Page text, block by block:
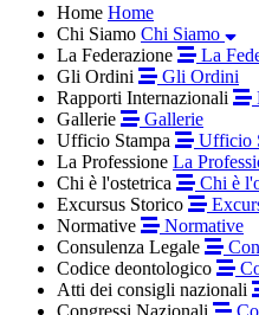
Home Home
Chi Siamo Chi Siamo
La Federazione
La
Gli Ordini
Gli Ordini
Rapporti Internazionali
Gallerie
Gallerie
Ufficio Stampa
Ufficio
La Professione La
Chi è l'ostetrica
Chi è
Excursus Storico
Normative
Normative
Consulenza Legale
Codice deontologico
Atti dei consigli nazionali
Congressi Nazionali